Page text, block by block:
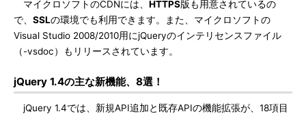
マイクロソフトのCDNには、 HTTPS版も用意されているの
で、 SSLの環境でも利用できます。また、マイクロソフトの
Visual Studio 2008/2010用にjQueryのインテリセンスファイル
（-vsdoc）もリリースされています。
jQuery 1.4の主な新機能、8選！
jQuery 1.4では、新規API追加と既存APIの機能拡張が、18項目